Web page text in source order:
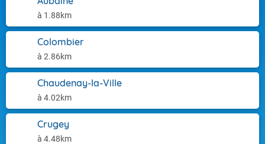
à 1.88km
Colombier
à 2.86km
Chaudenay-la-Ville
à 4.02km
Crugey
à 4.48km